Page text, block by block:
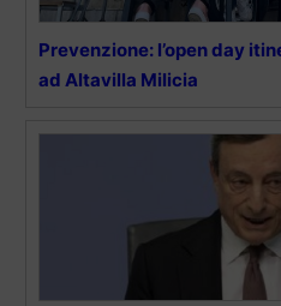
Prevenzione: l’open day
ad Altavilla Milicia